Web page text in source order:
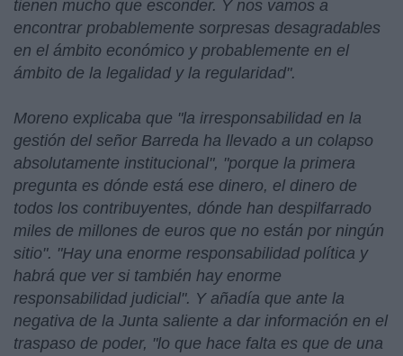
tienen mucho que esconder. Y nos vamos a
encontrar probablemente sorpresas desagradables
en el ámbito económico y probablemente en el
ámbito de la legalidad y la regularidad".
Moreno explicaba que "la irresponsabilidad en la
gestión del señor Barreda ha llevado a un colapso
absolutamente institucional", "porque la primera
pregunta es dónde está ese dinero, el dinero de
todos los contribuyentes, dónde han despilfarrado
miles de millones de euros que no están por ningún
sitio". "Hay una enorme responsabilidad política y
habrá que ver si también hay enorme
responsabilidad judicial". Y añadía que ante la
negativa de la Junta saliente a dar información en el
traspaso de poder, "lo que hace falta es que de una